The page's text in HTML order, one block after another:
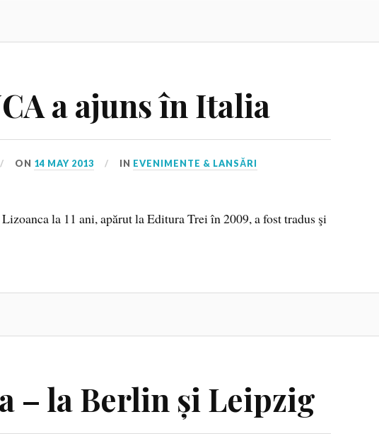
a ajuns în Italia
ON 14 MAY 2013 IN EVENIMENTE & LANSĂRI
la 11 ani, apărut la Editura Trei în 2009, a fost tradus şi
– la Berlin și Leipzig